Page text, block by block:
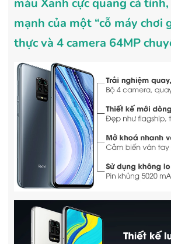
màu Xanh cực quang cá
mạnh của một “cỗ máy chơi
thực và 4 camera 64MP